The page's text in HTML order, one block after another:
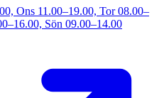
Ons 11.00–19.00, Tor 08.00–
Sön 09.00–14.00